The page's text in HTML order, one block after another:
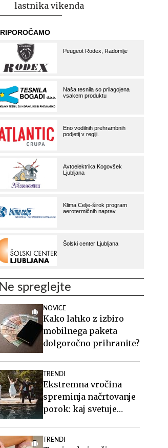
lastnika vikenda
Ne spreglejte
NOVICE
Kako lahko z izbiro
mobilnega paketa
dolgoročno prihranite?
TRENDI
Ekstremna vročina
spreminja načrtovanje
porok: kaj svetuje
TRENDI